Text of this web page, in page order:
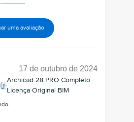
uma avaliação
17 de outubro de 2024
Archicad 28 PRO Completo
Licença Original BIM